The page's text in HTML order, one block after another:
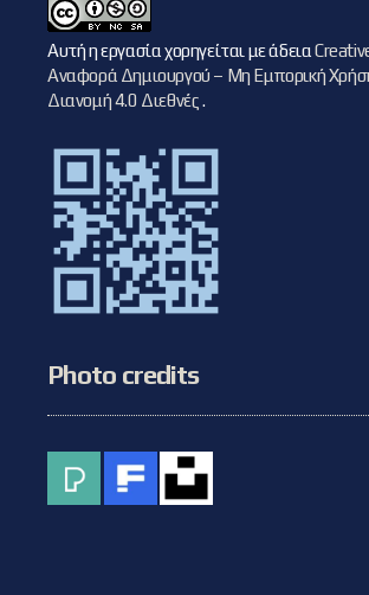
Αυτή η εργασία χορηγείται με άδεια
Αναφορά Δημιουργού – Μη Εμπορική
Διανομή 4.0 Διεθνές.
Photo credits